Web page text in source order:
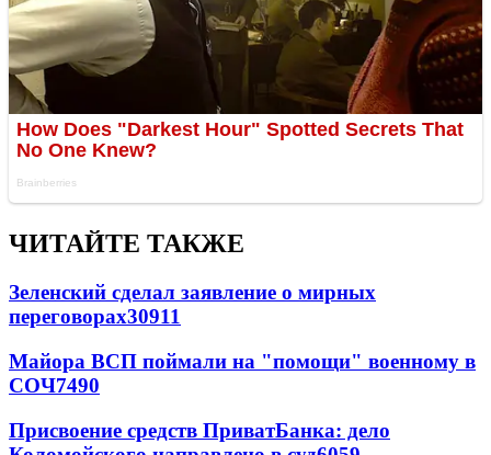
ЧИТАЙТЕ ТАКЖЕ
Зеленский сделал заявление о мирных
переговорах30911
Майора ВСП поймали на "помощи" военному в
СОЧ7490
Присвоение средств ПриватБанка: дело